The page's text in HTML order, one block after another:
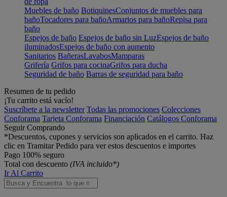
Muebles de baño BotiquinesConjuntos de muebles para
bañoTocadores para bañoArmarios para bañoRepisa para
baño
Espejos de baño Espejos de baño sin LuzEspejos de baño
iluminadosEspejos de baño con aumento
Sanitarios BañerasLavabosMamparas
Grifería Grifos para cocinaGrifos para ducha
Seguridad de baño Barras de seguridad para baño
Resumen de tu pedido
¡Tu carrito está vacío!
Suscríbete a la newsletter Todas las promociones Colecciones
Conforama Tarjeta Conforama Financiación Catálogos Conforama
Seguir Comprando
*Descuentos, cupones y servicios son aplicados en el carrito. Haz
clic en Tramitar Pedido para ver estos descuentos e importes
Pago 100% seguro
Total con descuento (IVA incluido*)
Ir Al Carrito